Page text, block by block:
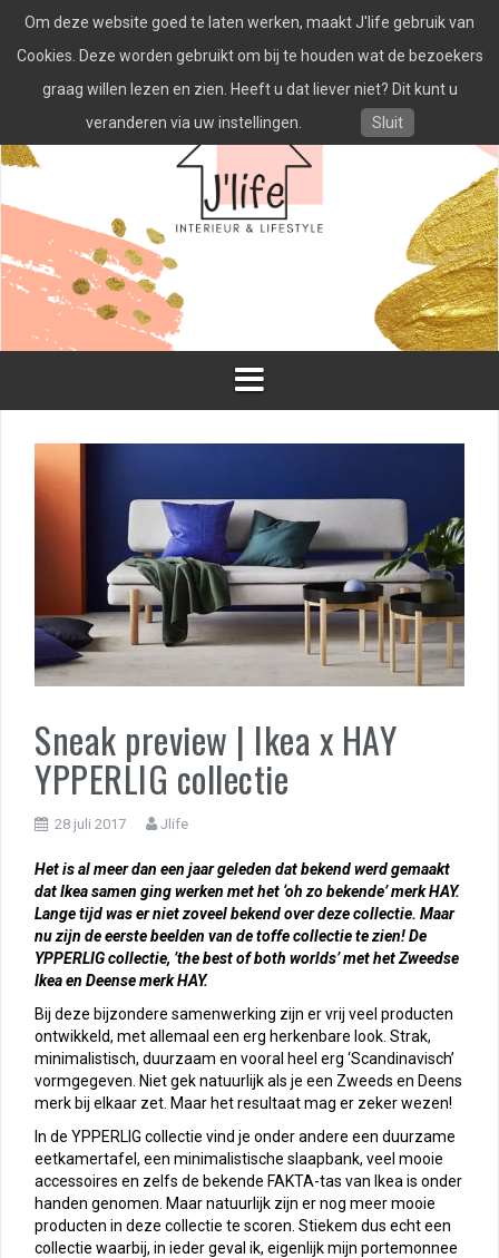
naar
inhoud
Sneak preview | Ikea x HAY
YPPERLIG collectie
28 juli 2017 Jlife
Het is al meer dan een jaar geleden dat bekend werd gemaakt
dat Ikea samen ging werken met het ‘oh zo bekende’ merk HAY.
Lange tijd was er niet zoveel bekend over deze collectie. Maar
nu zijn de eerste beelden van de toffe collectie te zien! De
YPPERLIG collectie, ’the best of both worlds’ met het Zweedse
Ikea en Deense merk HAY.
Bij deze bijzondere samenwerking zijn er vrij veel producten
ontwikkeld, met allemaal een erg herkenbare look. Strak,
minimalistisch, duurzaam en vooral heel erg ‘Scandinavisch’
vormgegeven. Niet gek natuurlijk als je een Zweeds en Deens
merk bij elkaar zet. Maar het resultaat mag er zeker wezen!
In de YPPERLIG collectie vind je onder andere een duurzame
eetkamertafel, een minimalistische slaapbank, veel mooie
accessoires en zelfs de bekende FAKTA-tas van Ikea is onder
handen genomen. Maar natuurlijk zijn er nog meer mooie
producten in deze collectie te scoren. Stiekem dus echt een
collectie waarbij, in ieder geval ik, eigenlijk mijn portemonnee
Om deze website goed te laten werken, maakt J'life gebruik van
Cookies. Deze worden gebruikt om bij te houden wat de bezoekers
graag willen lezen en zien. Heeft u dat liever niet? Dit kunt u
veranderen via uw instellingen.
Sluit